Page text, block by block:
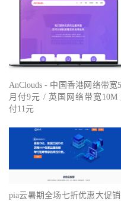
AnClouds - 中国香港网络带宽
月付9元 / 英国网络带宽10M
付11元
pia云暑期全场七折优惠大促